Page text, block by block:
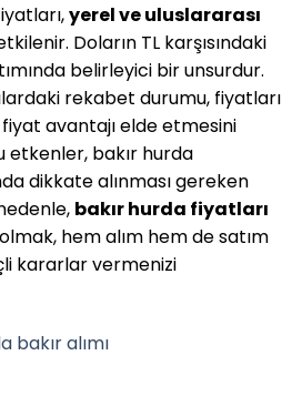
yerel ve uluslararası
Doların TL karşısındaki
belirleyici bir unsurdur.
rekabet durumu, fiyatları
fiyat avantajı elde etmesini
etkenler, bakır hurda
dikkate alınması gereken
bakır hurda fiyatları
hem alım hem de satım
kararlar vermenizi
bakır alımı